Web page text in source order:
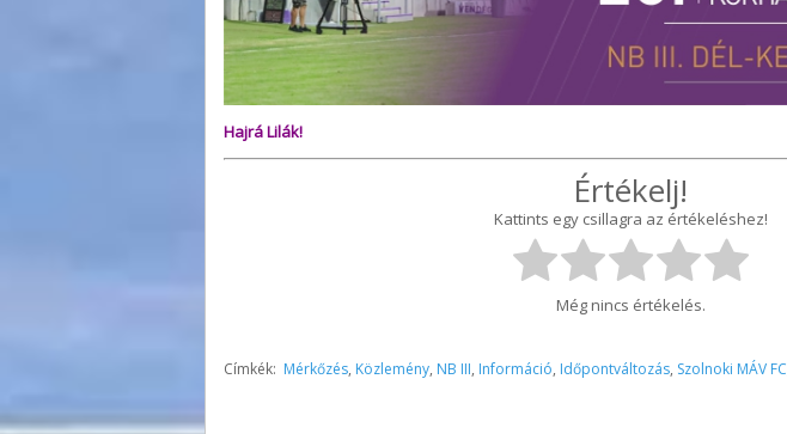
Hajrá Lilák!
Értékelj!
Kattints egy csillagra az értékeléshez!
Még nincs értékelés.
Címkék: Mérkőzés, Közlemény, NB III, Információ, Időpontváltozás, Szolnoki MÁV FC